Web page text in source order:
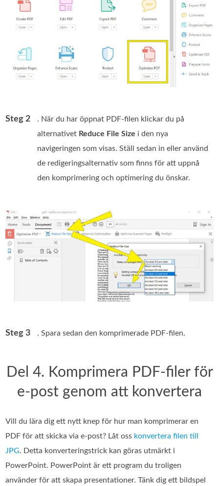
Steg 2
. När du har öppnat PDF‑filen klickar du på
alternativet Reduce File Size i den nya
navigeringen som visas. Ställ sedan in eller använd
de redigeringsalternativ som finns för att uppnå
den komprimering och optimering du önskar.
Steg 3 . Spara sedan den komprimerade PDF‑filen.
Del 4. Komprimera PDF-filer för
e-post genom att konvertera
Vill du lära dig ett nytt knep för hur man komprimerar en
PDF för att skicka via e‑post? Låt oss konvertera filen till
JPG. Detta konverteringstrick kan göras utmärkt i
PowerPoint. PowerPoint är ett program du troligen
använder för att skapa presentationer. Tänk dig ett bildspel